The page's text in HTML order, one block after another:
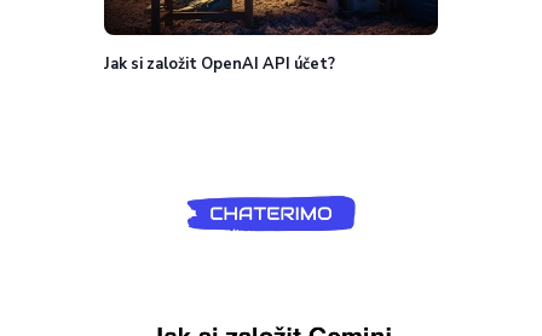
Jak si založit OpenAI API účet?